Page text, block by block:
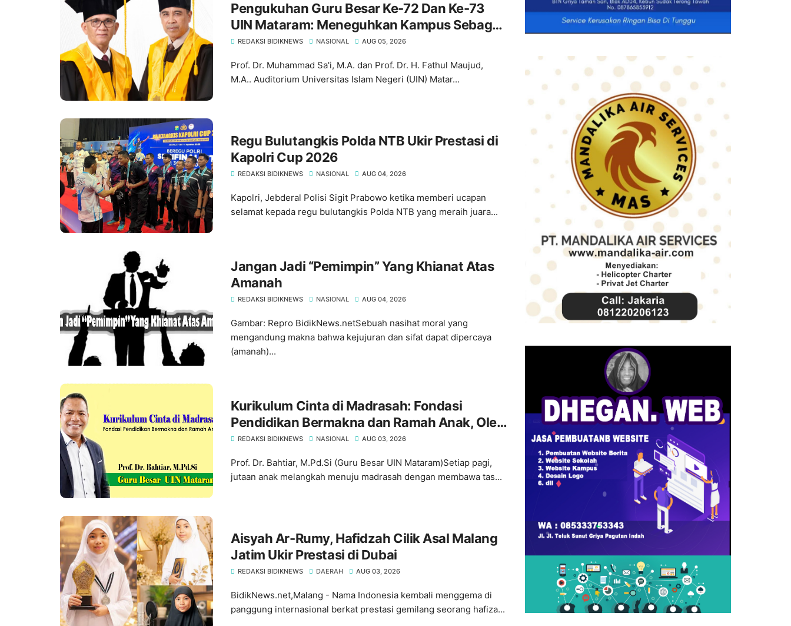
Pengukuhan Guru Besar Ke-72 Dan Ke-73
UIN Mataram: Meneguhkan Kampus Sebagai
Pusat Peradaban Di Era Digital
REDAKSI BIDIKNEWS NASIONAL AUG 05, 2026
Prof. Dr. Muhammad Sa'i, M.A. dan Prof. Dr. H. Fathul Maujud,
M.A.. Auditorium Universitas Islam Negeri (UIN) Matar...
‎Regu Bulutangkis Polda NTB Ukir Prestasi di
Kapolri Cup 2026 ‎
REDAKSI BIDIKNEWS NASIONAL AUG 04, 2026
Kapolri, Jebderal Polisi Sigit Prabowo ketika memberi ucapan
selamat kepada regu bulutangkis Polda NTB yang meraih juara...
Jangan Jadi “Pemimpin” Yang Khianat Atas
Amanah
REDAKSI BIDIKNEWS NASIONAL AUG 04, 2026
Gambar: Repro BidikNews.netSebuah nasihat moral yang
mengandung makna bahwa kejujuran dan sifat dapat dipercaya
(amanah)...
Kurikulum Cinta di Madrasah: Fondasi
Pendidikan Bermakna dan Ramah Anak, Oleh
: Prof. Dr. Bahtiar, M.Pd.Si
REDAKSI BIDIKNEWS NASIONAL AUG 03, 2026
Prof. Dr. Bahtiar, M.Pd.Si (Guru Besar UIN Mataram)Setiap pagi,
jutaan anak melangkah menuju madrasah dengan membawa tas...
Aisyah Ar-Rumy, Hafidzah Cilik Asal Malang
Jatim Ukir Prestasi di Dubai
REDAKSI BIDIKNEWS DAERAH AUG 03, 2026
BidikNews.net,Malang - Nama Indonesia kembali menggema di
panggung internasional berkat prestasi gemilang seorang hafiza...